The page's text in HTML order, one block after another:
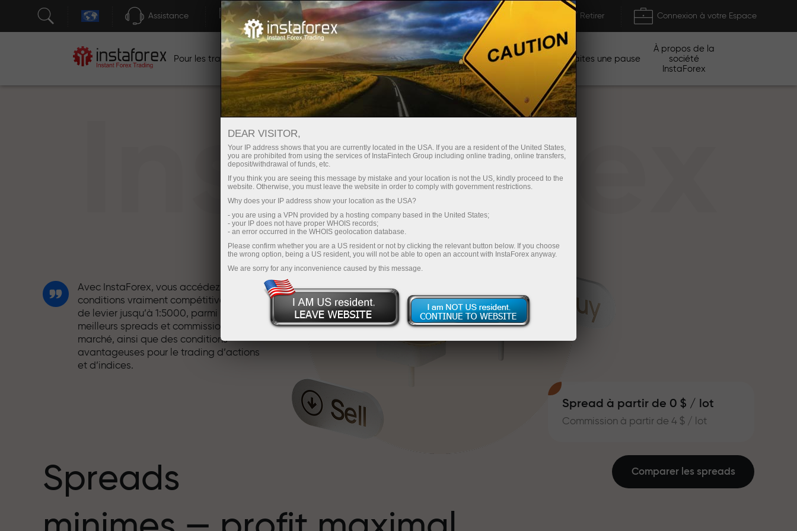
Assistance Ouverture rapide de compte Plateforme de trading Déposer / Retirer Connexion à votre Espace
Pour les traders
Pour les traders
débutants
Pour les
investisseurs
Pour les
partenaires
Campagnes Faites une pause
À propos de la
société
InstaForex
InstaForex
Spread à partir de 0 $ / lot
Commission à partir de 4 $ / lot
Avec InstaForex, vous accédez à des
conditions vraiment compétitives : effet
de levier jusqu’à 1:5000, parmi les
meilleurs spreads et commissions du
marché, ainsi que des conditions
avantageuses pour le trading d’actions
et d’indices.
trading partagent les mêmes valeurs.
Aleš Loprais apporte l’esprit de
Spreads
Comparer les spreads
DEAR VISITOR,
Your IP address shows that you are currently located in the USA. If you are a resident of the United States,
you are prohibited from using the services of InstaFintech Group including online trading, online transfers,
deposit/withdrawal of funds, etc.
If you think you are seeing this message by mistake and your location is not the US, kindly proceed to the
website. Otherwise, you must leave the website in order to comply with government restrictions.
Why does your IP address show your location as the USA?
- you are using a VPN provided by a hosting company based in the United States;
- your IP does not have proper WHOIS records;
- an error occurred in the WHOIS geolocation database.
Please confirm whether you are a US resident or not by clicking the relevant button below. If you choose
the wrong option, being a US resident, you will not be able to open an account with InstaForex anyway.
We are sorry for any inconvenience caused by this message.